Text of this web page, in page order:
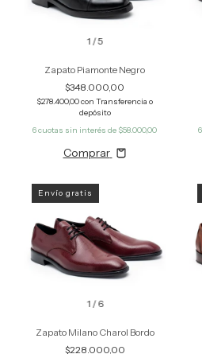
1 /5
Zapato Piamonte Negro
$348.000,00
$278.400,00con Transferencia o
depósito
6cuotas sin interés de $58.000,00
Comprar
6
1 /6
Envío gratis
Zapato Milano Charol Bordo
$228.000,00